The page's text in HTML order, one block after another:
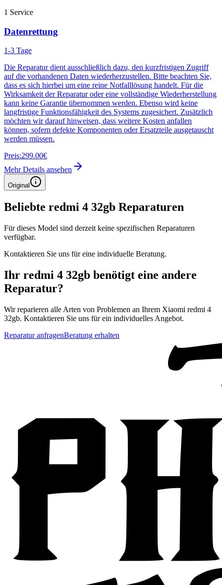
1 Service
Datenrettung
1-3 Tage
Die Reparatur dient ausschließlich dazu, den kurzfristigen Zugriff
auf die vorhandenen Daten wiederherzustellen. Bitte beachten Sie,
dass es sich hierbei um eine reine Notfalllösung handelt. Für die
Wirksamkeit der Reparatur oder eine vollständige Wiederherstellung
kann keine Garantie übernommen werden. Ebenso wird keine
langfristige Funktionsfähigkeit des Systems zugesichert. Zusätzlich
möchten wir darauf hinweisen, dass weitere Kosten anfallen
können, sofern defekte Komponenten oder Ersatzteile ausgetauscht
werden müssen.
Preis:299.00€
Mehr Details ansehen
Original
Beliebte redmi 4 32gb Reparaturen
Für dieses Model sind derzeit keine spezifischen Reparaturen
verfügbar.
Kontaktieren Sie uns für eine individuelle Beratung.
Ihr redmi 4 32gb benötigt eine andere
Reparatur?
Wir reparieren alle Arten von Problemen an Ihrem Xiaomi redmi 4
32gb. Kontaktieren Sie uns für ein individuelles Angebot.
Reparatur anfragenBeratung erhalten